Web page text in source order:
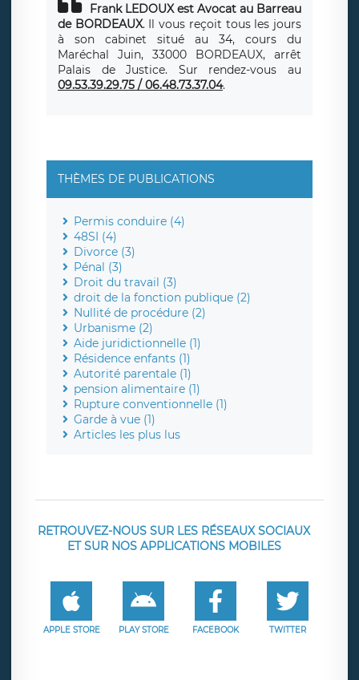
Frank LEDOUX est Avocat au Barreau
de BORDEAUX. Il vous reçoit tous les jours
à son cabinet situé au 34, cours du
Maréchal Juin, 33000 BORDEAUX, arrêt
Palais de Justice. Sur rendez-vous au
09.53.39.29.75 / 06.48.73.37.04.
THÈMES DE PUBLICATIONS
Permis conduire (4)
48SI (4)
Divorce (3)
Pénal (3)
Droit du travail (3)
droit de la fonction publique (2)
Nullité de procédure (2)
Urbanisme (2)
Aide juridictionnelle (1)
Résidence enfants (1)
Autorité parentale (1)
pension alimentaire (1)
Rupture conventionnelle (1)
Garde à vue (1)
Articles les plus lus
RETROUVEZ-NOUS SUR LES RÉSEAUX SOCIAUX
ET SUR NOS APPLICATIONS MOBILES
APPLE STORE PLAY STORE FACEBOOK TWITTER